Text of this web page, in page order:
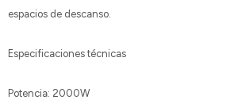
espacios de descanso.
Especificaciones técnicas
Potencia: 2000W